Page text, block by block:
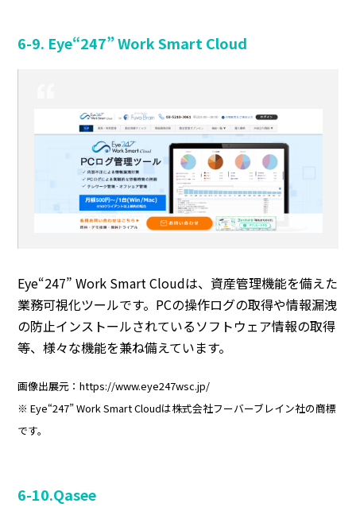
6-9. Eye“247” Work Smart Cloud
Eye“247” Work Smart Cloudは、資産管理機能を備えた
業務可視化ツールです。PCの操作ログの取得や情報漏洩
の防止インストールされているソフトウェア情報の取得
等、様々な機能を兼ね備えています。
画像出展元：https://www.eye247wsc.jp/
※ Eye“247” Work Smart Cloudは株式会社フーバーブレイン社の商標
です。
6-10.Qasee